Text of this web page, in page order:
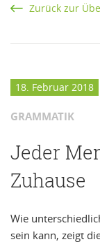
Zurück zur
18. Februar 2018
GRAMMATIK
Jeder
Zuhause
Wie
sein kann, zeigt